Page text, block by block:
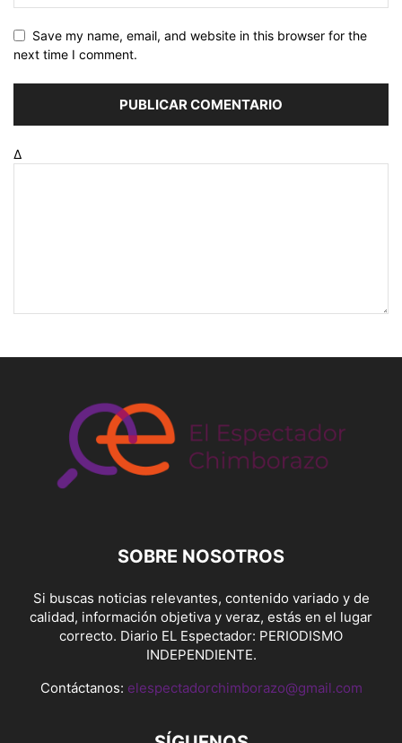
Save my name, email, and website in this browser for the
next time I comment.
Δ
SOBRE NOSOTROS
Si buscas noticias relevantes, contenido variado y de
calidad, información objetiva y veraz, estás en el lugar
correcto. Diario EL Espectador: PERIODISMO
INDEPENDIENTE.
Contáctanos: elespectadorchimborazo@gmail.com